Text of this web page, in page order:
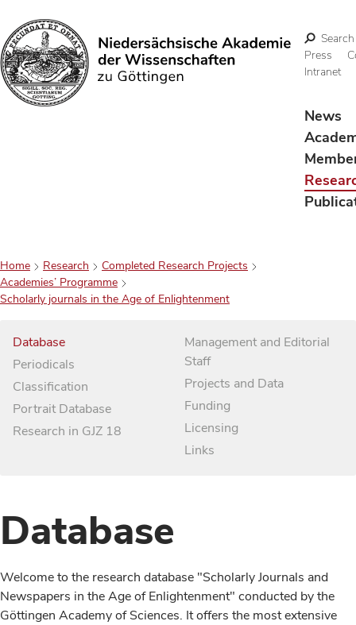
Search
Search
Press
Intranet
News
Home Research
Completed Research Projects
Academies’ Programme
Scholarly journals in the Age of Enlightenment
Database
Periodicals
Classification
Portrait Database
Research in GJZ 18
Management and Editorial
Staff
Projects and Data
Funding
Licensing
Links
Database
Welcome to the research database "Scholarly Journals and
Newspapers in the Age of Enlightenment" conducted by the
Göttingen Academy of Sciences. It offers the most extensive